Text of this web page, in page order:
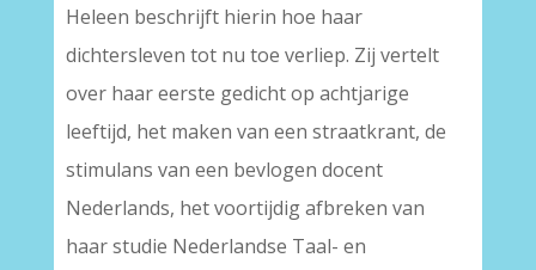
Heleen beschrijft hierin hoe haar
dichtersleven tot nu toe verliep. Zij vertelt
over haar eerste gedicht op achtjarige
leeftijd, het maken van een straatkrant, de
stimulans van een bevlogen docent
Nederlands, het voortijdig afbreken van
haar studie Nederlandse Taal- en